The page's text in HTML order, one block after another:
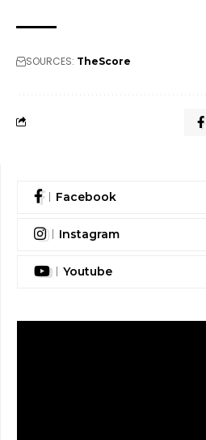
SOURCES: TheScore
Facebook
Instagram
Youtube